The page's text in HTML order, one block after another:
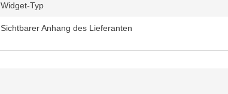
Widget-Typ
Sichtbarer Anhang des Lieferanten